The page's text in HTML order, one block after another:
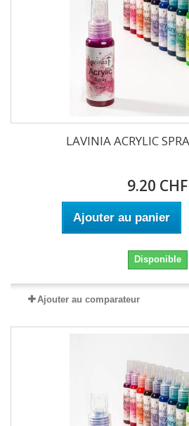
LAVINIA ACRYLIC
9.20 CHF
Ajouter au panier
Disponible
Ajouter au comparateur